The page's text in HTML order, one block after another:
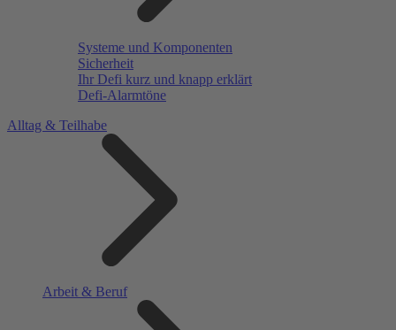
Systeme und Komponenten
Sicherheit
Ihr Defi kurz und knapp erklärt
Defi-Alarmtöne
Alltag & Teilhabe
Arbeit & Beruf